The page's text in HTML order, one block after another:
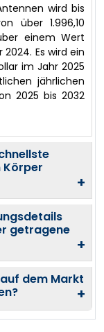
wird bis
über 1.996,10
einem Wert
2024. Es wird ein
im Jahr 2025
jährlichen
2025 bis 2032
+
getragene
+
dem Markt
+